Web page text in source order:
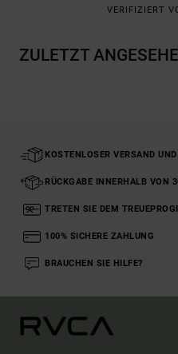
VERIFIZIERT
ZULETZT
KOSTENLOSER VERSAND
RÜCKGABE INNERHALB VON
TRETEN SIE DEM
100% SICHERE ZAHLUNG
BRAUCHEN SIE HILFE?